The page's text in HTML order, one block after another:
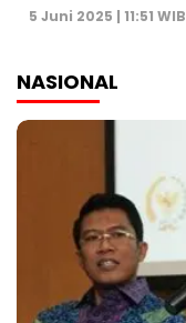
5 Juni 2025 | 11:51 WIB
NASIONAL